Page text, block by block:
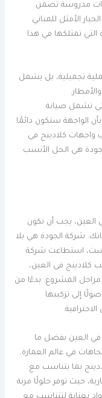
مدروسة تضمن
الأمثل للمباني
التي تمتلكها في هذا
تجميلية، بل يشمل
تشمل صيانة
الواجهة ستكون دائمًا
واجهات كلادينج في
هي الحل الأنسب
يجب أن تكون
شركة الجودة هي بلا
استطاعت شركة
كلادينج في العين،
المشروع. بدءًا من
إلى تركيبها
في العين بفضل ما
في عالم العمارة.
بما يتناسب مع
حيث توفر حلولًا مرنة